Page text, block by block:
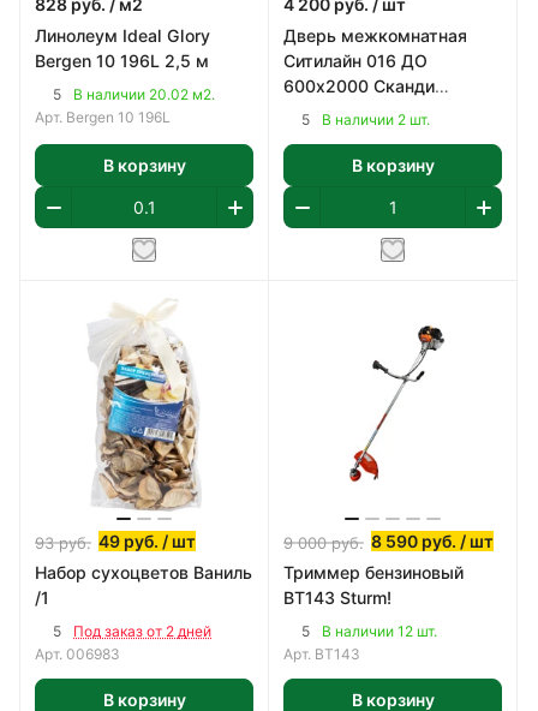
828 руб. / м2
Линолеум Ideal Glory
Bergen 10 196L 2,5 м
5
В наличии 20.02 м2.
Арт. Bergen 10 196L
В корзину
4 200 руб. / шт
Дверь межкомнатная
Ситилайн 016 ДО
600х2000 Сканди
5 В наличии 2 шт.
В корзину
93руб. 49 руб. / шт
Набор сухоцветов Ваниль
/1
5
Под заказ от 2 дней
Арт. 006983
В корзину
9 000руб. 8 590 руб. / шт
Триммер бензиновый
BT143 Sturm!
5
В наличии 12 шт.
Арт. BT143
В корзину